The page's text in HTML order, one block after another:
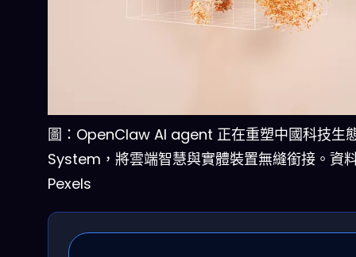
圖：OpenClaw AI agent 正在重塑中國科技生
System，將雲端智慧與實體裝置無縫銜接。資
Pexels